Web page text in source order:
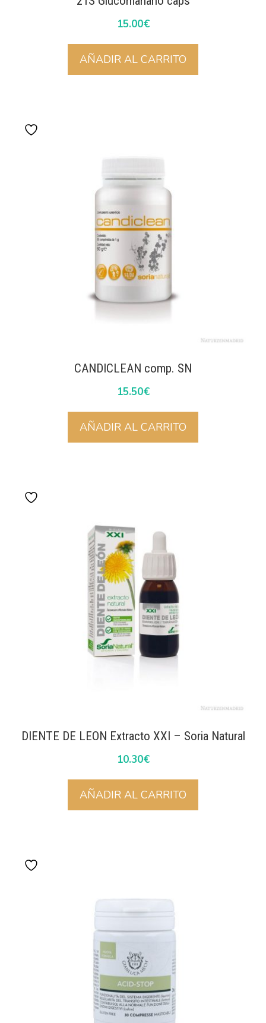
15.00€
AÑADIR AL CARRITO
CANDICLEAN comp. SN
15.50€
AÑADIR AL CARRITO
DIENTE DE LEON Extracto XXI – Soria Natural
10.30€
AÑADIR AL CARRITO